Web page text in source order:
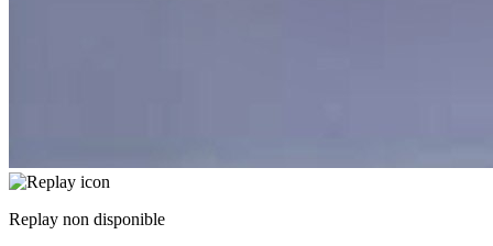
Replay non disponible